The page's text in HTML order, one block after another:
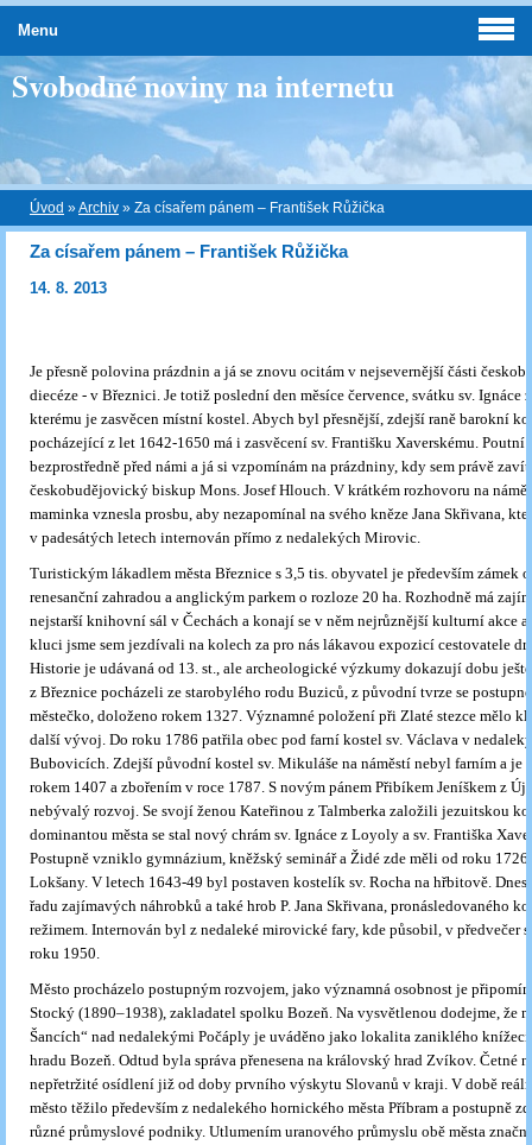
Svobodné noviny na internetu
Úvod »Archiv » Za císařem pánem – František Růžička
Za císařem pánem – František Růžička
14. 8. 2013
Je přesně polovina prázdnin a já se znovu ocitám v nejsevernější části
diecéze - v Březnici. Je totiž poslední den měsíce července, svátku sv. Ignáce
kterému je zasvěcen místní kostel. Abych byl přesnější, zdejší raně barokní
pocházející z let 1642-1650 má i zasvěcení sv. Františku Xaverskému. Poutní
bezprostředně před námi a já si vzpomínám na prázdniny, kdy sem právě
českobudějovický biskup Mons. Josef Hlouch. V krátkém rozhovoru na
maminka vznesla prosbu, aby nezapomínal na svého kněze Jana Skřivana,
v padesátých letech internován přímo z nedalekých Mirovic.
Turistickým lákadlem města Březnice s 3,5 tis. obyvatel je především zámek
renesanční zahradou a anglickým parkem o rozloze 20 ha. Rozhodně má
nejstarší knihovní sál v Čechách a konají se v něm nejrůznější kulturní akce a
kluci jsme sem jezdívali na kolech za pro nás lákavou expozicí cestovatele
Historie je udávaná od 13. st., ale archeologické výzkumy dokazují dobu
z Březnice pocházeli ze starobylého rodu Buziců, z původní tvrze se
městečko, doloženo rokem 1327. Významné položení při Zlaté stezce mělo
další vývoj. Do roku 1786 patřila obec pod farní kostel sv. Václava v
Bubovicích. Zdejší původní kostel sv. Mikuláše na náměstí nebyl farním a je
rokem 1407 a zbořením v roce 1787. S novým pánem Přibíkem Jeníškem z
nebývalý rozvoj. Se svojí ženou Kateřinou z Talmberka založili jezuitskou
dominantou města se stal nový chrám sv. Ignáce z Loyoly a sv. Františka
Postupně vzniklo gymnázium, kněžský seminář a Židé zde měli od roku 1726
Lokšany. V letech 1643-49 byl postaven kostelík sv. Rocha na hřbitově. Dnes
řadu zajímavých náhrobků a také hrob P. Jana Skřivana, pronásledovaného
režimem. Internován byl z nedaleké mirovické fary, kde působil, v předvečer
roku 1950.
Město procházelo postupným rozvojem, jako významná osobnost je
Stocký (1890–1938), zakladatel spolku Bozeň. Na vysvětlenou dodejme, že
Šancích“ nad nedalekými Počáply je uváděno jako lokalita zaniklého
hradu Bozeň. Odtud byla správa přenesena na královský hrad Zvíkov. Četné
nepřetržité osídlení již od doby prvního výskytu Slovanů v kraji. V době
město těžilo především z nedalekého hornického města Příbram a postupně
různé průmyslové podniky. Utlumením uranového průmyslu obě města
Menu